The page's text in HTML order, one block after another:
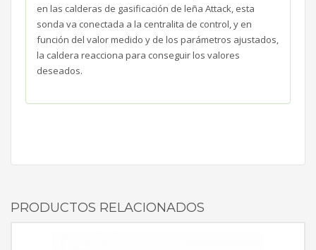
en las calderas de gasificación de leña Attack, esta
sonda va conectada a la centralita de control, y en
función del valor medido y de los parámetros ajustados,
la caldera reacciona para conseguir los valores
deseados.
PRODUCTOS RELACIONADOS